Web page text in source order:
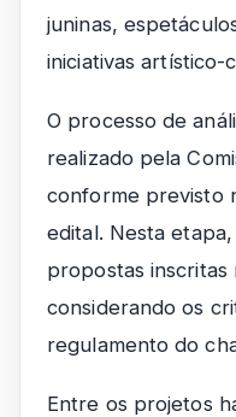
juninas,
iniciativas artístico-
O processo de
realizado pela
conforme previsto
edital. Nesta
propostas inscritas
considerando os
regulamento do
Entre os projetos